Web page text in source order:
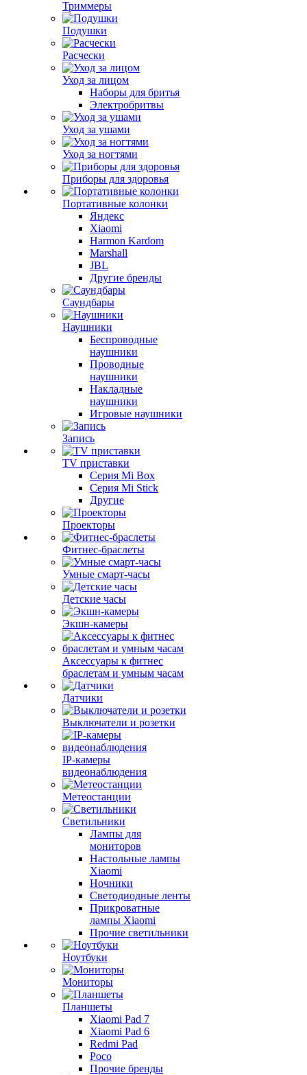
Триммеры
Подушки
Расчески
Уход за лицом
Наборы для бритья
Электробритвы
Уход за ушами
Уход за ногтями
Приборы для здоровья
Портативные колонки
Яндекс
Xiaomi
Harmon Kardom
Marshall
JBL
Другие бренды
Саундбары
Наушники
Беспроводные
наушники
Проводные
наушники
Накладные
наушники
Игровые наушники
Запись
TV приставки
Серия Mi Box
Серия Mi Stick
Другие
Проекторы
Фитнес-браслеты
Умные смарт-часы
Детские часы
Экшн-камеры
Аксессуары к фитнес
браслетам и умным часам
Датчики
Выключатели и розетки
IP-камеры
видеонаблюдения
Метеостанции
Светильники
Лампы для
мониторов
Настольные лампы
Xiaomi
Ночники
Светодиодные ленты
Прикроватные
лампы Xiaomi
Прочие светильники
Ноутбуки
Мониторы
Планшеты
Xiaomi Pad 7
Xiaomi Pad 6
Redmi Pad
Poco
Прочие бренды